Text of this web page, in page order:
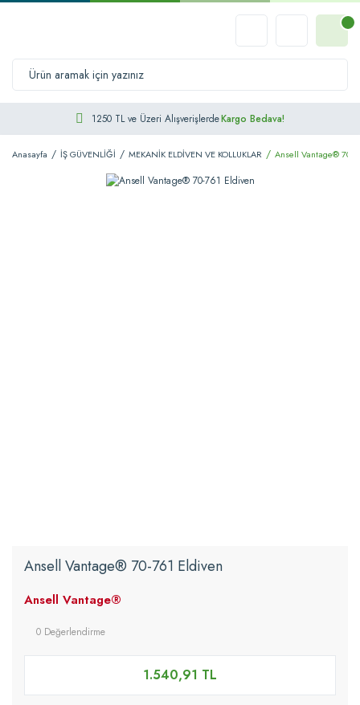
1250 TL ve Üzeri AlışverişlerdeKargo Bedava!
Anasayfa İŞ GÜVENLİĞİ MEKANİK ELDİVEN VE KOLLUKLAR Ansell Vantage® 70-
Ansell Vantage® 70-761 Eldiven
Ansell Vantage®
0 Değerlendirme
1.540,91 TL